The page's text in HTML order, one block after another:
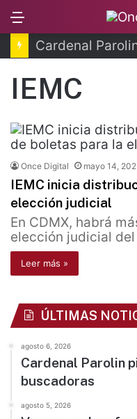
IEMC
Once Digital mayo 14,
IEMC inicia
elección judicial
En CDMX, habrá
elección judicial del
Leer más »
ÚLTIMAS
agosto 6, 2026
Cardenal Parolin
buscadoras
agosto 5, 2026